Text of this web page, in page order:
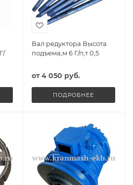
Вал редуктора Высота
подъема,м 6 Г/п,т 0,5
от4 050 руб.
ПОДРОБНЕЕ